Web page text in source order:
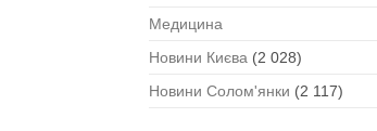
Медицина
Новини Києва (2 028)
Новини Солом'янки (2 117)